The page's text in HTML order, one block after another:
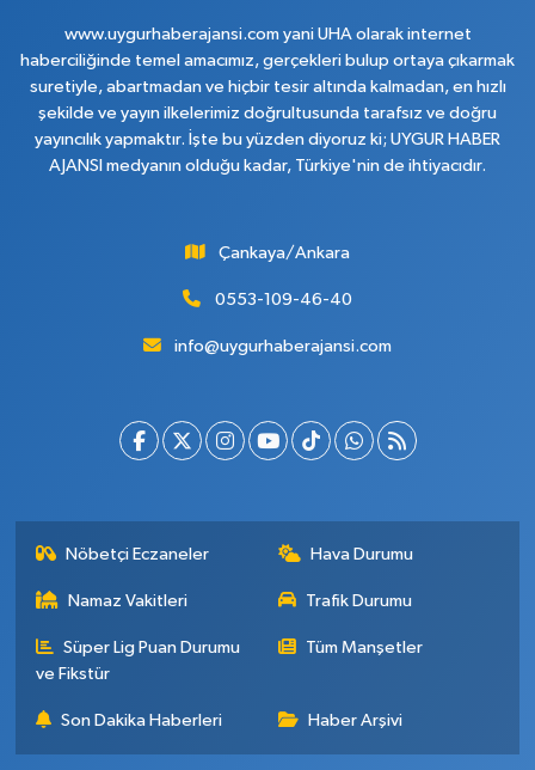
www.uygurhaberajansi.com yani UHA olarak internet
haberciliğinde temel amacımız, gerçekleri bulup ortaya çıkarmak
suretiyle, abartmadan ve hiçbir tesir altında kalmadan, en hızlı
şekilde ve yayın ilkelerimiz doğrultusunda tarafsız ve doğru
yayıncılık yapmaktır. İşte bu yüzden diyoruz ki; UYGUR HABER
AJANSI medyanın olduğu kadar, Türkiye'nin de ihtiyacıdır.
Çankaya/Ankara
0553-109-46-40
info@uygurhaberajansi.com
Nöbetçi Eczaneler Hava Durumu
Namaz Vakitleri Trafik Durumu
Süper Lig Puan Durumu
ve Fikstür
Tüm Manşetler
Son Dakika Haberleri Haber Arşivi